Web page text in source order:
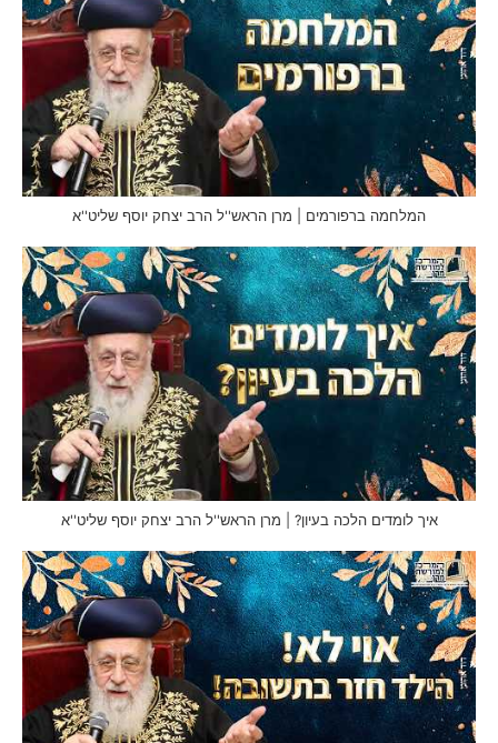
המלחמה ברפורמים | מרן הראש''ל הרב יצחק יוסף שליט''א
איך לומדים הלכה בעיון? | מרן הראש''ל הרב יצחק יוסף שליט''א